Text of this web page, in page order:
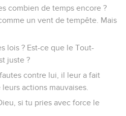
combien de temps encore ?
un vent de tempête. Mais
lois ? Est-ce que le Tout-
juste ?
contre lui, il leur a fait
actions mauvaises.
si tu pries avec force le